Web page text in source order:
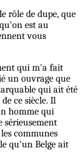
rôle de dupe, que
est au
vous
qui m'a fait
un ouvrage que
qui ait été
ce siècle. Il
homme qui
sérieusement
communes
qu'un Belge ait